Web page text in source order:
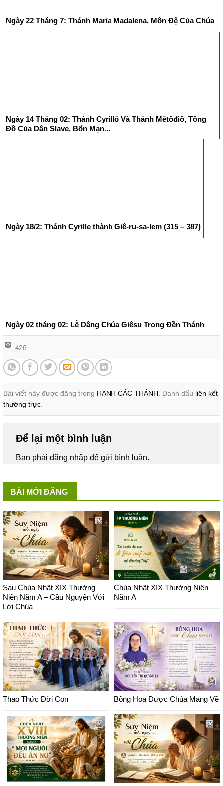
Ngày 22 Tháng 7: Thánh Maria Madalena, Môn Đệ Của Chúa
Ngày 14 Tháng 02: Thánh Cyrillô Và Thánh Mêtôđiô, Tông
Đồ Của Dân Slave, Bổn Mạn...
Ngày 18/2: Thánh Cyrille thành Giê-ru-sa-lem (315 – 387)
Ngày 02 tháng 02: Lễ Dâng Chúa Giêsu Trong Đền Thánh
426
Bài viết này được đăng trong HẠNH CÁC THÁNH. Đánh dấu liên kết
thường trực.
Để lại một bình luận
Bạn phảiđăng nhậpđể gửi bình luận.
BÀI MỚI ĐĂNG
Sau Chúa Nhật XIX Thường
Niên Năm A – Cầu Nguyện Với
Lời Chúa
Chúa Nhật XIX Thường Niên –
Năm A
Thao Thức Đời Con Bông Hoa Được Chúa Mang Về